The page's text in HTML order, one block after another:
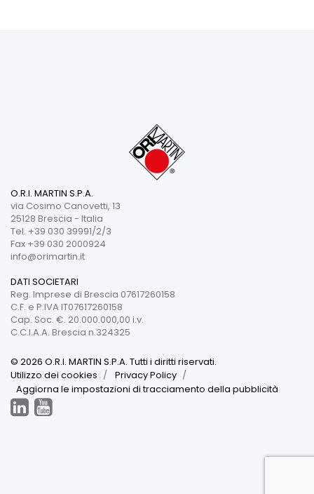
O.R.I. MARTIN S.P.A.
via Cosimo Canovetti, 13
25128 Brescia - Italia
Tel. +39 030 39991/2/3
Fax +39 030 2000924
info@orimartin.it
DATI SOCIETARI
Reg. Imprese di Brescia 07617260158
C.F. e P.IVA IT07617260158
Cap. Soc. €. 20.000.000,00 i.v.
C.C.I.A.A. Brescia n.324325
© 2026 O.R.I. MARTIN S.P.A. Tutti i diritti riservati.
Utilizzo dei cookies
Privacy Policy
Aggiorna le impostazioni di tracciamento della pubblicità